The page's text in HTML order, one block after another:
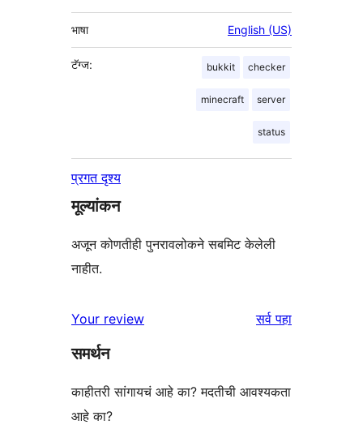
भाषा English (US)
टॅग्ज: bukkit checker
minecraft server
status
प्रगत दृश्य
मूल्यांकन
अजून कोणतीही पुनरावलोकने सबमिट केलेली
नाहीत.
Your review सर्वपुनरावलोकने
पहा
समर्थन
काहीतरी सांगायचं आहे का? मदतीची आवश्यकता
आहे का?